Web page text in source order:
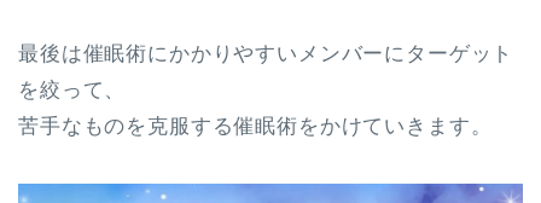
最後は催眠術にかかりやすいメンバーにターゲット
を絞って、
苦手なものを克服する催眠術をかけていきます。